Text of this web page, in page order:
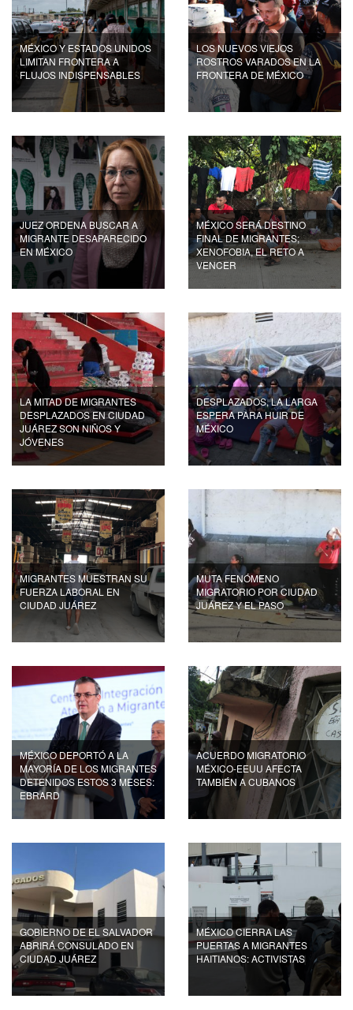
MÉXICO Y ESTADOS UNIDOS
LIMITAN FRONTERA A
FLUJOS INDISPENSABLES
LOS NUEVOS VIEJOS
ROSTROS VARADOS EN LA
FRONTERA DE MÉXICO
JUEZ ORDENA BUSCAR A
MIGRANTE DESAPARECIDO
EN MÉXICO
MÉXICO SERÁ DESTINO
FINAL DE MIGRANTES;
XENOFOBIA, EL RETO A
VENCER
LA MITAD DE MIGRANTES
DESPLAZADOS EN CIUDAD
JUÁREZ SON NIÑOS Y
JÓVENES
DESPLAZADOS, LA LARGA
ESPERA PARA HUIR DE
MÉXICO
MIGRANTES MUESTRAN SU
FUERZA LABORAL EN
CIUDAD JUÁREZ
MUTA FENÓMENO
MIGRATORIO POR CIUDAD
JUÁREZ Y EL PASO
MÉXICO DEPORTÓ A LA
MAYORÍA DE LOS MIGRANTES
DETENIDOS ESTOS 3 MESES:
EBRARD
ACUERDO MIGRATORIO
MÉXICO-EEUU AFECTA
TAMBIÉN A CUBANOS
GOBIERNO DE EL SALVADOR
ABRIRÁ CONSULADO EN
CIUDAD JUÁREZ
MÉXICO CIERRA LAS
PUERTAS A MIGRANTES
HAITIANOS: ACTIVISTAS